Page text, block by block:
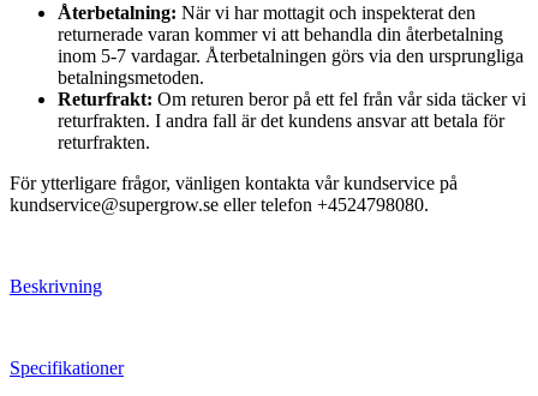
Återbetalning: När vi har mottagit och inspekterat den
returnerade varan kommer vi att behandla din återbetalning
inom 5-7 vardagar. Återbetalningen görs via den ursprungliga
betalningsmetoden.
Returfrakt: Om returen beror på ett fel från vår sida täcker vi
returfrakten. I andra fall är det kundens ansvar att betala för
returfrakten.
För ytterligare frågor, vänligen kontakta vår kundservice på
kundservice@supergrow.se eller telefon +4524798080.
Beskrivning
Specifikationer